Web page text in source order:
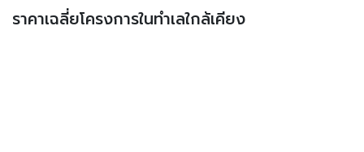
ราคาเฉลี่ยโครงการในทำเลใกล้เคียง